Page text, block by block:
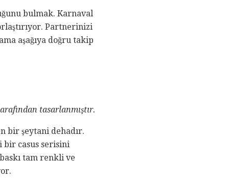
bulmak. Karnaval
Partnerinizi
aşağıya doğru takip
tasarlanmıştır.
bir şeytani dehadır.
bir casus serisini
tam renkli ve